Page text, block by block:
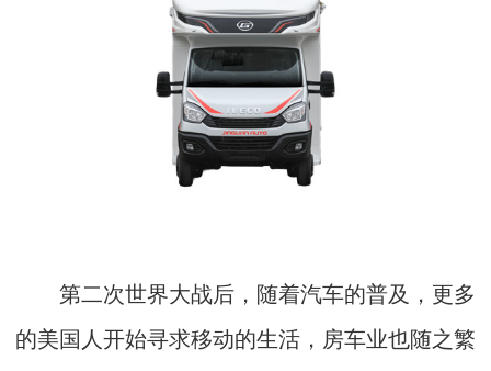
第二次世界大战后，随着汽车的普及，更多
的美国人开始寻求移动的生活，房车业也随之繁